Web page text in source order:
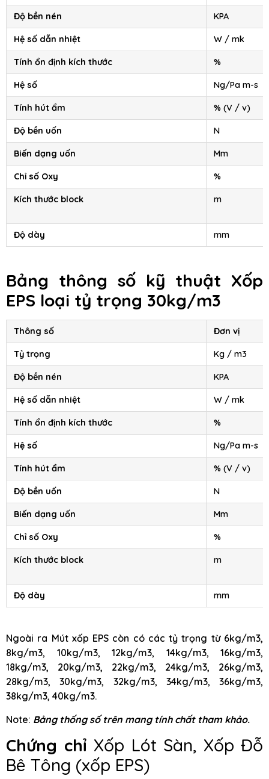
Độ bền nén KPA
Hệ số dẫn nhiệt W / mk
Tính ổn định kích thước %
Hệ số Ng/Pa m-s
Tính hút ẩm % (V / v)
Độ bền uốn N
Biến dạng uốn Mm
Chỉ số Oxy %
Kích thước block m
Độ dày mm
Bảng thông số kỹ thuật Xốp
EPS loại tỷ trọng 30kg/m3
Thông số Đơn vị
Tỷ trọng Kg / m3
Độ bền nén KPA
Hệ số dẫn nhiệt W / mk
Tính ổn định kích thước %
Hệ số Ng/Pa m-s
Tính hút ẩm % (V / v)
Độ bền uốn N
Biến dạng uốn Mm
Chỉ số Oxy %
Kích thước block m
Độ dày mm
Ngoài ra Mút xốp EPS còn có các tỷ trọng từ 6kg/m3,
8kg/m3, 10kg/m3, 12kg/m3, 14kg/m3, 16kg/m3,
18kg/m3, 20kg/m3, 22kg/m3, 24kg/m3, 26kg/m3,
28kg/m3, 30kg/m3, 32kg/m3, 34kg/m3, 36kg/m3,
38kg/m3, 40kg/m3.
Note: Bảng thống số trên mang tính chất tham khảo.
Chứng chỉ Xốp Lót Sàn, Xốp Đỗ
Bê Tông (xốp EPS)